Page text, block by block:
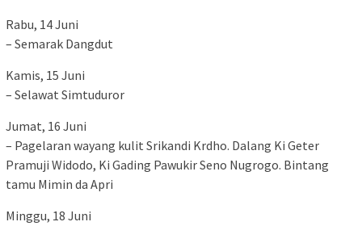
Rabu, 14 Juni
– Semarak Dangdut
Kamis, 15 Juni
– Selawat Simtuduror
Jumat, 16 Juni
– Pagelaran wayang kulit Srikandi Krdho. Dalang Ki Geter
Pramuji Widodo, Ki Gading Pawukir Seno Nugrogo. Bintang
tamu Mimin da Apri
Minggu, 18 Juni